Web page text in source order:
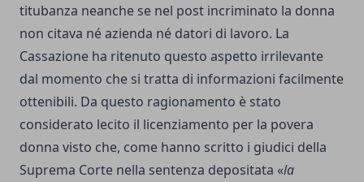
titubanza neanche se nel post incriminato la donna
non citava né azienda né datori di lavoro. La
Cassazione ha ritenuto questo aspetto irrilevante
dal momento che si tratta di informazioni facilmente
ottenibili. Da questo ragionamento è stato
considerato lecito il licenziamento per la povera
donna visto che, come hanno scritto i giudici della
Suprema Corte nella sentenza depositata «la